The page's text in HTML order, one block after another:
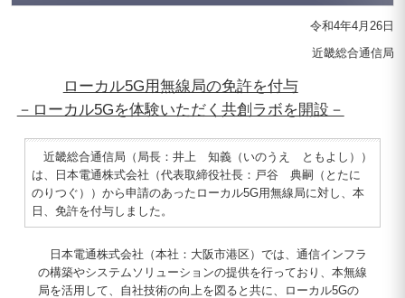
令和4年4月26日
近畿総合通信局
ローカル5G用無線局の免許を付与
－ローカル5Gを体験いただく共創ラボを開設－
近畿総合通信局（局長：井上 知義（いのうえ ともよし））
は、日本電通株式会社（代表取締役社長：戸谷 典嗣（とたに
のりつぐ））から申請のあったローカル5G用無線局に対し、本
日、免許を付与しました。
日本電通株式会社（本社：大阪市港区）では、通信インフラ
の構築やシステムソリューションの提供を行っており、本無線
局を活用して、自社技術の向上を図ると共に、ローカル5Gの